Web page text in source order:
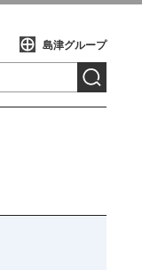
島津グループ